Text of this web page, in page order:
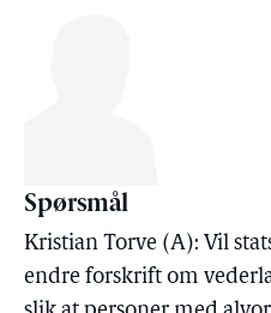
Spørsmål
Kristian Torve (A): Vil
endre forskrift om